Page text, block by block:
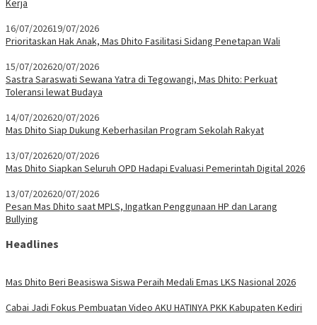
Kerja
16/07/202619/07/2026
Prioritaskan Hak Anak, Mas Dhito Fasilitasi Sidang Penetapan Wali
15/07/202620/07/2026
Sastra Saraswati Sewana Yatra di Tegowangi, Mas Dhito: Perkuat
Toleransi lewat Budaya
14/07/202620/07/2026
Mas Dhito Siap Dukung Keberhasilan Program Sekolah Rakyat
13/07/202620/07/2026
Mas Dhito Siapkan Seluruh OPD Hadapi Evaluasi Pemerintah Digital 2026
13/07/202620/07/2026
Pesan Mas Dhito saat MPLS, Ingatkan Penggunaan HP dan Larang
Bullying
Headlines
Mas Dhito Beri Beasiswa Siswa Peraih Medali Emas LKS Nasional 2026
Cabai Jadi Fokus Pembuatan Video AKU HATINYA PKK Kabupaten Kediri